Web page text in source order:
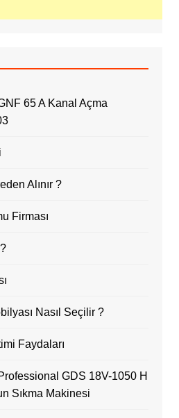
65 A Kanal Açma
Alınır ?
Firması
Nasıl Seçilir ?
Faydaları
GDS 18V-1050 H
Sıkma Makinesi